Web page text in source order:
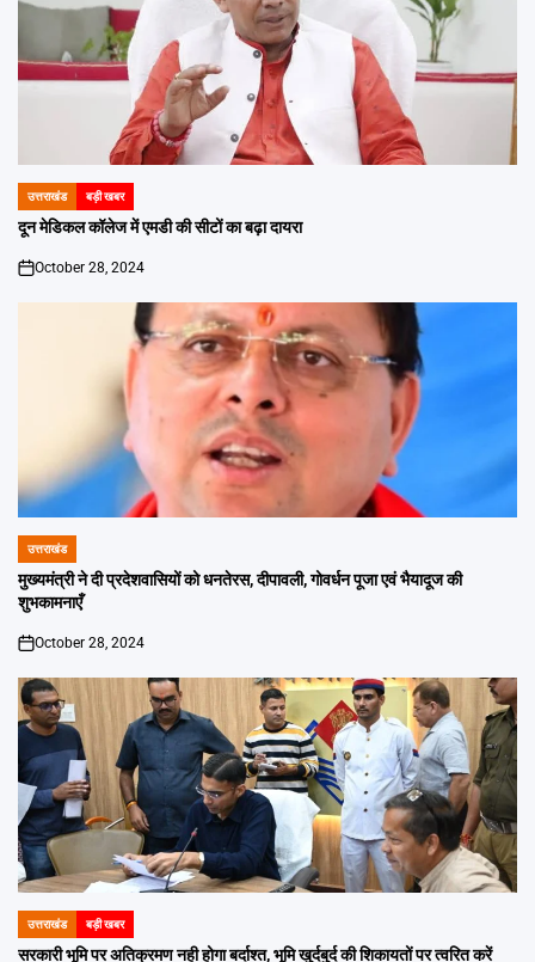
POSTED
IN
उत्तराखंड बड़ी खबर
दून मेडिकल कॉलेज में एमडी की सीटों का बढ़ा दायरा
on
October 28, 2024
POSTED
IN
उत्तराखंड
मुख्यमंत्री ने दी प्रदेशवासियों को धनतेरस, दीपावली, गोवर्धन पूजा एवं भैयादूज की
शुभकामनाएँ
on
October 28, 2024
POSTED
IN
उत्तराखंड बड़ी खबर
सरकारी भूमि पर अतिक्रमण नही होगा बर्दाश्त, भूमि खुर्दबुर्द की शिकायतों पर त्वरित करें